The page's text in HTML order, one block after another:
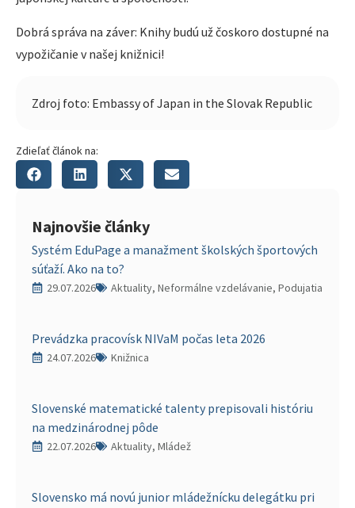
Dobrá správa na záver: Knihy budú už čoskoro dostupné na
vypožičanie v našej knižnici!
Zdroj foto: Embassy of Japan in the Slovak Republic
Zdieľať článok na:
Najnovšie články
Systém EduPage a manažment školských športových
súťaží. Ako na to?
29.07.2026 Aktuality, Neformálne vzdelávanie, Podujatia
Prevádzka pracovísk NIVaM počas leta 2026
24.07.2026 Knižnica
Slovenské matematické talenty prepisovali históriu
na medzinárodnej pôde
22.07.2026 Aktuality, Mládež
Slovensko má novú junior mládežnícku delegátku pri